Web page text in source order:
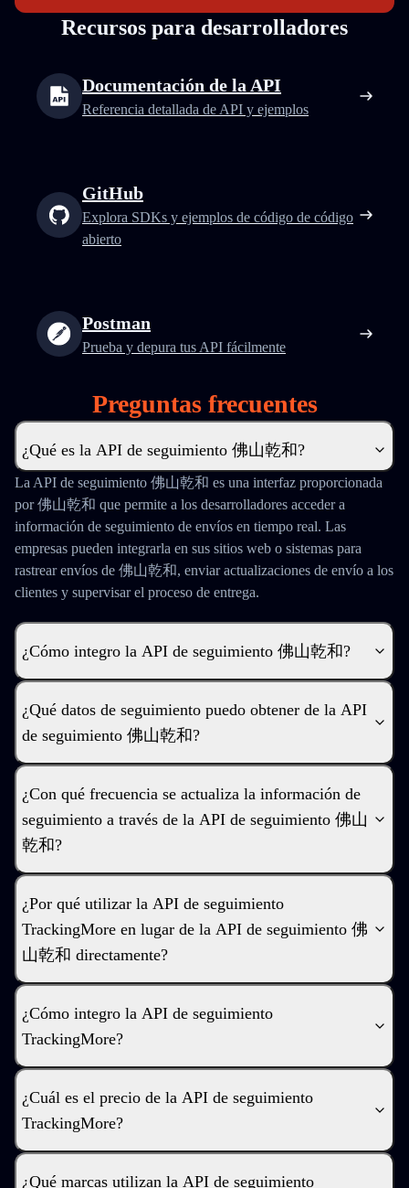
Recursos para desarrolladores
Documentación de la API
Referencia detallada de API y ejemplos
GitHub
Explora SDKs y ejemplos de código de código
abierto
Postman
Prueba y depura tus API fácilmente
Preguntas frecuentes
¿Qué es la API de seguimiento 佛山乾和?
La API de seguimiento 佛山乾和 es una interfaz proporcionada
por 佛山乾和 que permite a los desarrolladores acceder a
información de seguimiento de envíos en tiempo real. Las
empresas pueden integrarla en sus sitios web o sistemas para
rastrear envíos de 佛山乾和, enviar actualizaciones de envío a los
clientes y supervisar el proceso de entrega.
¿Cómo integro la API de seguimiento 佛山乾和?
¿Qué datos de seguimiento puedo obtener de la API
de seguimiento 佛山乾和?
¿Con qué frecuencia se actualiza la información de
seguimiento a través de la API de seguimiento 佛山
乾和?
¿Por qué utilizar la API de seguimiento
TrackingMore en lugar de la API de seguimiento 佛
山乾和 directamente?
¿Cómo integro la API de seguimiento
TrackingMore?
¿Cuál es el precio de la API de seguimiento
TrackingMore?
¿Qué marcas utilizan la API de seguimiento